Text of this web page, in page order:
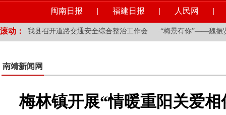
闽南日报 | 福建日报 | 人民网 |
滚动：
·我县召开道路交通安全综合整治工作会 · “梅景有你”——魏振贤
南靖新闻网
梅林镇开展“情暖重阳关爱